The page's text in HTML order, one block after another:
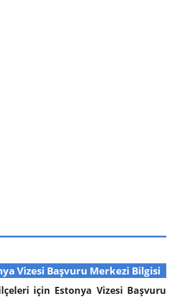
Vizesi Başvuru Merkezi Bilgisi
için Estonya Vizesi Başvuru